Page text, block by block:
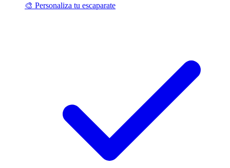
🎨 Personaliza tu escaparate